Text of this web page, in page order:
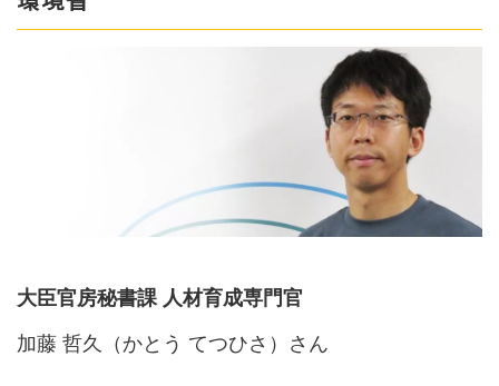
大臣官房秘書課 人材育成専門官
加藤 哲久（かとう てつひさ）さん